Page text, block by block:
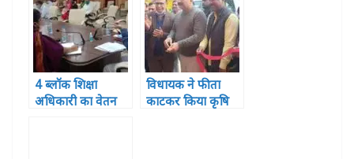
4 ब्लॉक शिक्षा
अधिकारी का वेतन
विधायक ने फीता
काटकर किया कृषि